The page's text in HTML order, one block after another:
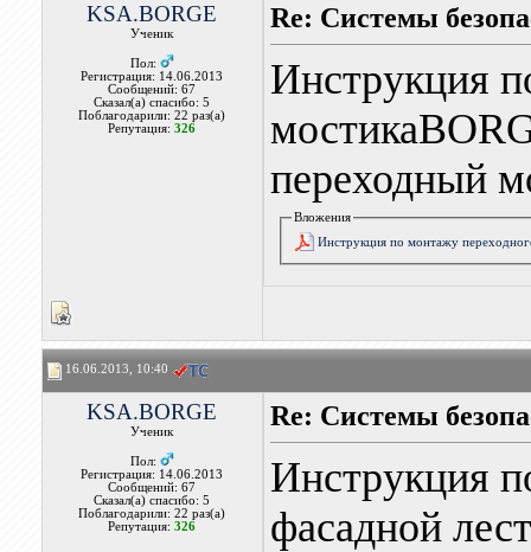
KSA.BORGE
Ученик
Пол:
Регистрация: 14.06.2013
Сообщений: 67
Сказал(а) спасибо: 5
Поблагодарили: 22 раз(а)
Репутация:326
Re: Системы
Инструкция
переходный
Вложения
Инструкция по монтажу
16.06.2013, 10:40
KSA.BORGE
Ученик
Пол:
Регистрация: 14.06.2013
Сообщений: 67
Сказал(а) спасибо: 5
Поблагодарили: 22 раз(а)
Репутация:326
Re: Системы
Инструкция
фасадной